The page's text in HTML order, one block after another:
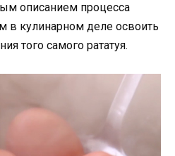
описанием процесса
в кулинарном деле освоить
того самого рататуя.